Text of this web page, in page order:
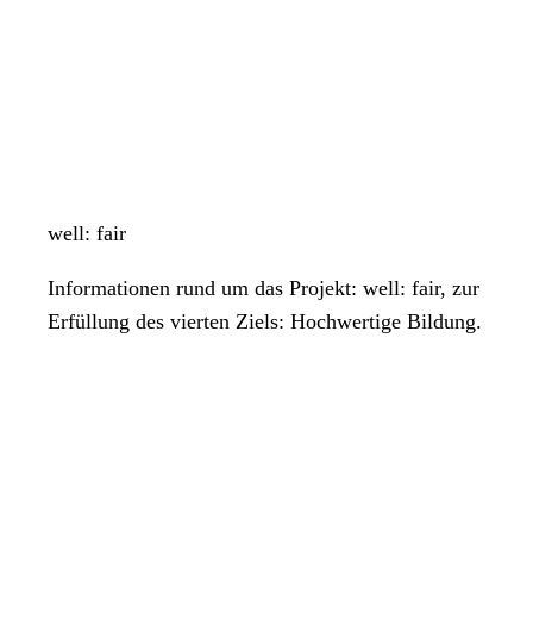
well: fair
Informationen rund um das Projekt: well: fair, zur
Erfüllung des vierten Ziels: Hochwertige Bildung.